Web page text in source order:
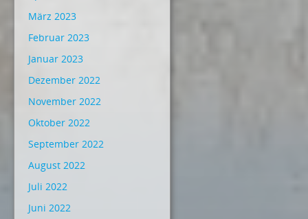
März 2023
Februar 2023
Januar 2023
Dezember 2022
November 2022
Oktober 2022
September 2022
August 2022
Juli 2022
Juni 2022